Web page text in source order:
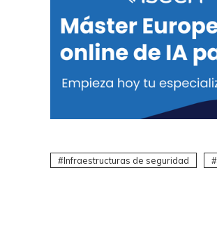
Infraestructuras de seguridad